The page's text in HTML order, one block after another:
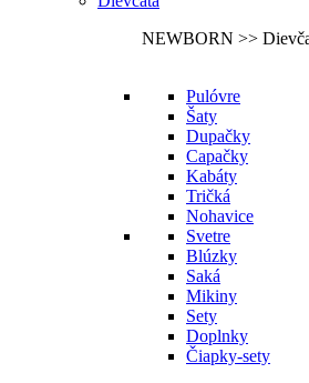
NEWBORN >>
Pulóvre
Šaty
Dupačky
Capačky
Kabáty
Tričká
Nohavice
Svetre
Blúzky
Saká
Mikiny
Sety
Doplnky
Čiapky-sety